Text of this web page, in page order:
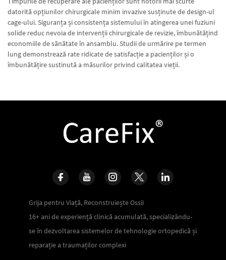
datorită opțiunilor chirurgicale minim invazive susținute de design-ul
cage-ului. Siguranța și consistența sistemului în atingerea unei fuziuni
solide reduc nevoia de intervenții chirurgicale de revizie, îmbunătățind
economiile de sănătate în ansamblu. Studii de urmărire pe termen
lung demonstrează rate ridicate de satisfacție a pacienților și o
îmbunătățire sustinută a măsurilor privind calitatea vieții.
Grija pentru Viață, Reconstruiește Ossii
16+ ani de experiență clinică acumulată, specializându-
se în dezvoltarea sistemelor de tehnologie ortopedică și
reparație a traumaților complexi